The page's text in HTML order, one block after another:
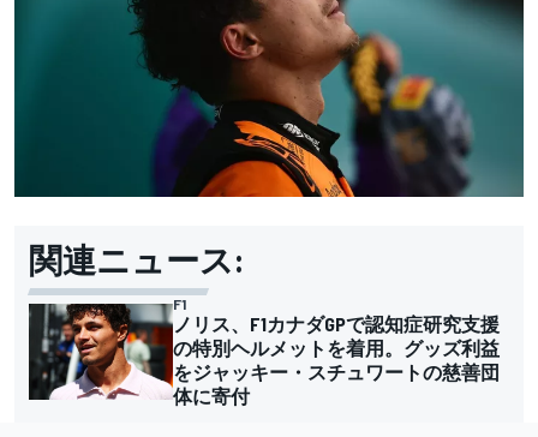
関連ニュース:
F1
ノリス、F1カナダGPで認知症研究支援
の特別ヘルメットを着用。グッズ利益
をジャッキー・スチュワートの慈善団
体に寄付